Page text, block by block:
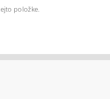
položke.